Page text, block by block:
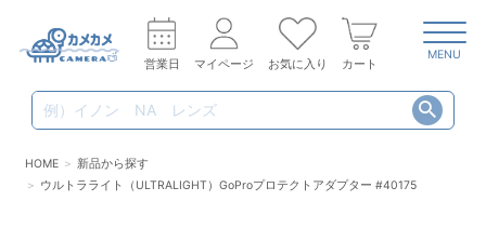
営業日 マイページ お気に入り カート
MENU
HOME
新品から探す
ウルトラライト（ULTRALIGHT）GoProプロテクトアダプター #40175